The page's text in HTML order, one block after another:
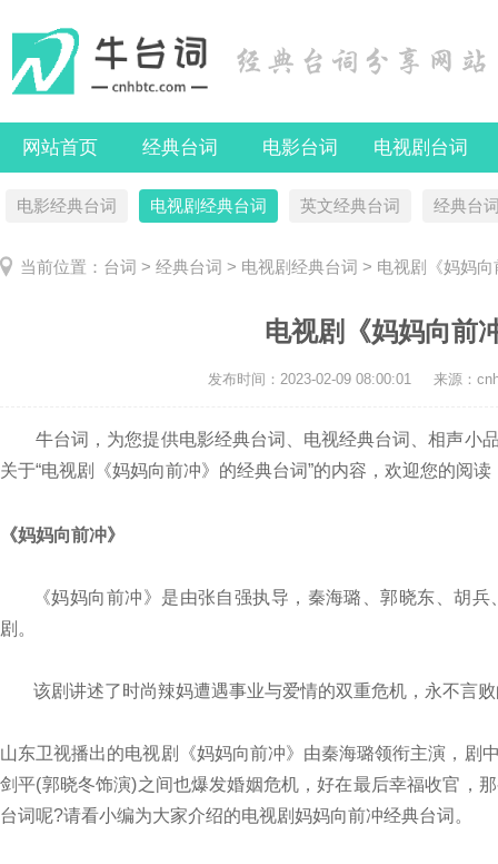
网站首页 经典台词 电影台词 电视剧台词
电影经典台词 电视剧经典台词 英文经典台词 经典台
当前位置： 台词 > 经典台词 > 电视剧经典台词 > 电视剧《妈妈
电视剧《妈妈向前
发布时间： 2023-02-09 08:00:01 来源：
牛台词，为您提供电影经典台词、电视经典台词、相声小
关于“电视剧《妈妈向前冲》的经典台词”的内容，欢迎您的阅
《妈妈向前冲》
《妈妈向前冲》是由张自强执导，秦海璐、郭晓东、胡
剧。
该剧讲述了时尚辣妈遭遇事业与爱情的双重危机，永不言
山东卫视播出的电视剧《妈妈向前冲》由秦海璐领衔主演，剧
剑平(郭晓冬饰演)之间也爆发婚姻危机，好在最后幸福收官，
台词呢?请看小编为大家介绍的电视剧妈妈向前冲经典台词。